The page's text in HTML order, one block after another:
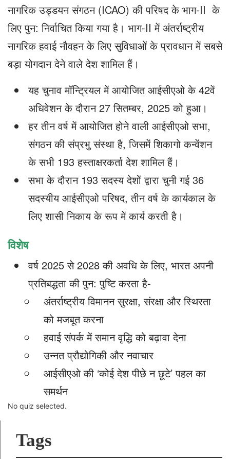
नागरिक उड्डयन संगठन (ICAO) की परिषद के भाग-II के
लिए पुन: निर्वाचित किया गया है। भाग-II में अंतर्राष्ट्रीय
नागरिक हवाई नौवहन के लिए सुविधाओं के प्रावधान में सबसे
बड़ा योगदान देने वाले देश शामिल हैं।
यह चुनाव मॉन्ट्रियल में आयोजित आईसीएओ के 42वें
अधिवेशन के दौरान 27 सितम्बर, 2025 को हुआ।
हर तीन वर्ष में आयोजित होने वाली आईसीएओ सभा,
संगठन की संप्रभु संस्था है, जिसमें शिकागो कन्वेंशन
के सभी 193 हस्ताक्षरकर्ता देश शामिल हैं।
सभा के दौरान 193 सदस्य देशों द्वारा चुनी गई 36
सदस्यीय आईसीएओ परिषद, तीन वर्ष के कार्यकाल के
लिए शासी निकाय के रूप में कार्य करती है।
विशेष
वर्ष 2025 से 2028 की अवधि के लिए, भारत अपनी
प्रतिबद्धता की पुन: पुष्टि करता है-
अंतर्राष्ट्रीय विमानन सुरक्षा, संरक्षा और स्थिरता
को मजबूत करना
हवाई संपर्क में समान वृद्धि को बढ़ावा देना
उन्नत प्रौद्योगिकी और नवाचार
आईसीएओ की ‘कोई देश पीछे न छूटे’ पहल का
समर्थन
No quiz selected.
Tags